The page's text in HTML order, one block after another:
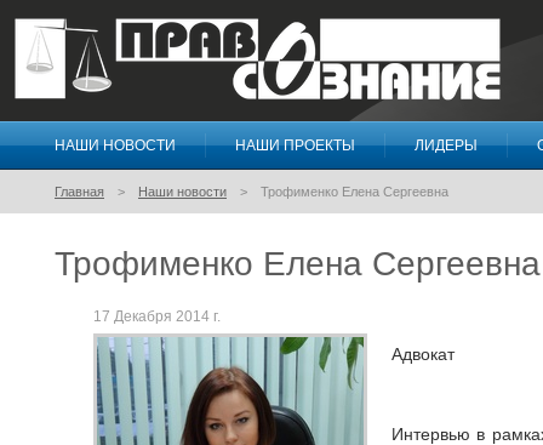
Правосознание
НАШИ НОВОСТИ НАШИ ПРОЕКТЫ ЛИДЕРЫ
Главная Наши новости Трофименко Елена Сергеевна
Трофименко Елена Сергеевна
17 Декабря 2014 г.
Адвокат
Интервью в